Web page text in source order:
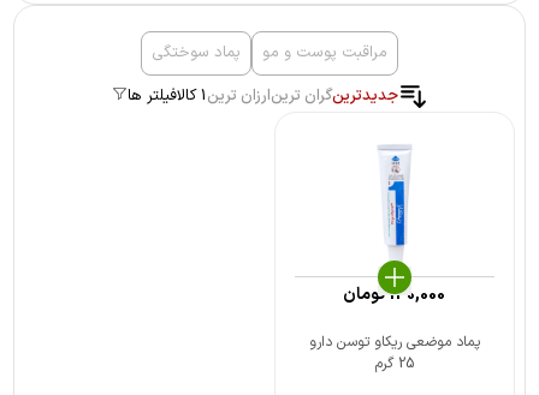
مراقبت پوست و مو
پماد سوختگی
جدیدترینگران ترینارزان ترین1 کالا فیلتر ها
پماد موضعی ریکاو توسن دارو
25 گرم
140,000تومان